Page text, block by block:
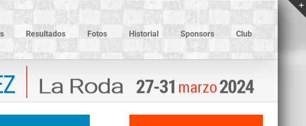
Resultados Fotos Historial Sponsors Club